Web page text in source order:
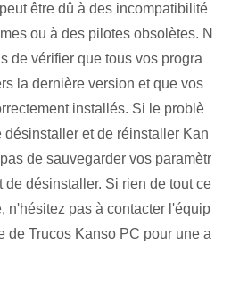
être dû à des incompatibilité
ou à des pilotes obsolètes. N
de vérifier que tous vos progra
la dernière version et que vos
installés. Si le problè
désinstaller et de réinstaller Kan
de sauvegarder vos paramètr
de désinstaller. Si rien de tout ce
n'hésitez pas à contacter l'équip
de Trucos Kanso PC pour une a